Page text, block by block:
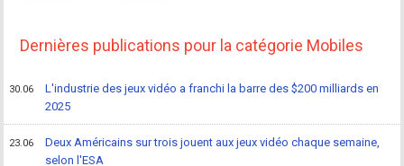
Dernières publications pour la catégorie Mobiles
30.06
L'industrie des jeux vidéo a franchi la barre des $200 milliards en
2025
23.06
Deux Américains sur trois jouent aux jeux vidéo chaque semaine,
selon l'ESA